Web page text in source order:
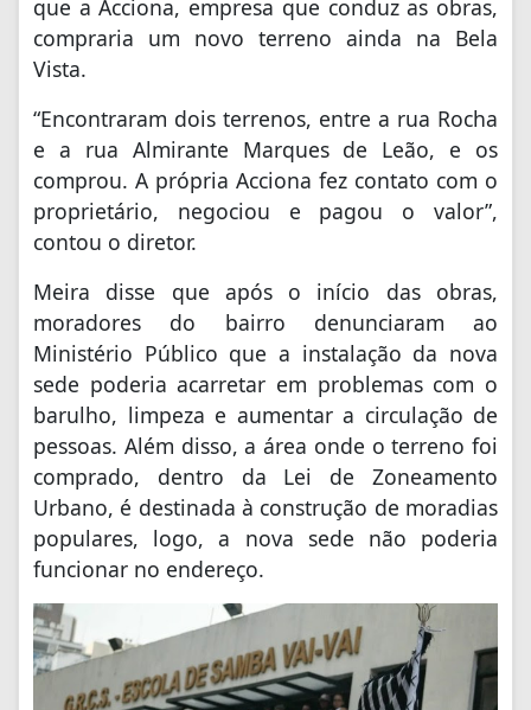
que a Acciona, empresa que conduz as obras,
compraria um novo terreno ainda na Bela
Vista.
“Encontraram dois terrenos, entre a rua Rocha
e a rua Almirante Marques de Leão, e os
comprou. A própria Acciona fez contato com o
proprietário, negociou e pagou o valor”,
contou o diretor.
Meira disse que após o início das obras,
moradores do bairro denunciaram ao
Ministério Público que a instalação da nova
sede poderia acarretar em problemas com o
barulho, limpeza e aumentar a circulação de
pessoas. Além disso, a área onde o terreno foi
comprado, dentro da Lei de Zoneamento
Urbano, é destinada à construção de moradias
populares, logo, a nova sede não poderia
funcionar no endereço.